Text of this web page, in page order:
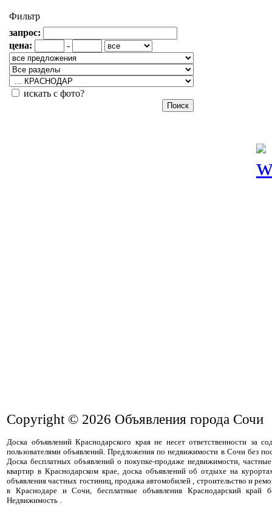
Фильтр
запрос:
цена:
-
искать с фото?
Copyright © 2026 Объявления города Сочи
Доска объявлений Краснодарского края не несет ответственности за
пользователями объявлений. Предложения по недвижимости в Сочи без
Доска бесплатных объявлений о покупке-продаже недвижимости,
квартир в Краснодарском крае, доска объявлений об отдыхе на
объявления частных гостиниц, продажа автомобилей , строительство и
в Краснодаре и Сочи, бесплатные объявления Краснодарский край
Недвижимость .